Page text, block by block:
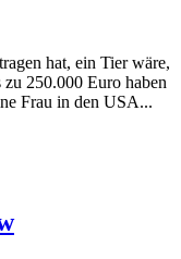
hat, ein Tier wäre,
250.000 Euro haben
Frau in den USA...